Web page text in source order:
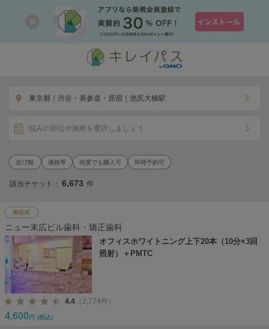
東京都｜渋谷・表参道・原宿｜池尻大橋駅
悩みの部位や施術を選択しましょう
価格帯 何度でも購入可 即時予約可
該当チケット： 6,673 件
御徒町
ニュー末広ビル歯科・矯正歯科
オフィスホワイトニング上下20本（10分×3回
照射）＋PMTC
4.4 （2,774件）
4,600 円 (税込)